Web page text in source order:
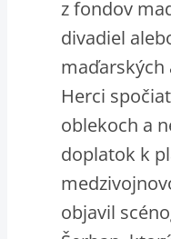
z fondov
divadiel
maďarských
Herci
oblekoch a
doplatok k
objavil